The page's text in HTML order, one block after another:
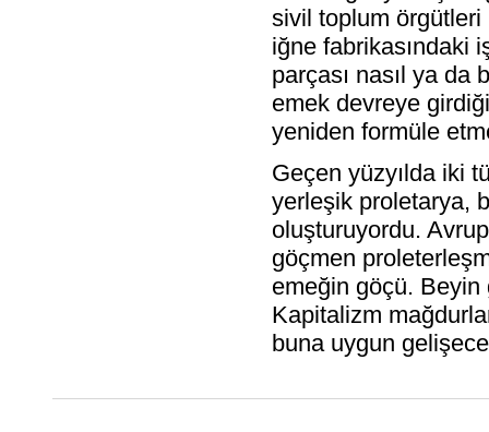
sivil toplum
iğne fabrikasındaki
parçası nasıl ya da
emek devreye
yeniden formüle
Geçen yüzyılda iki
yerleşik proletarya,
oluşturuyordu.
göçmen
emeğin göçü.
Kapitalizm
buna uygun